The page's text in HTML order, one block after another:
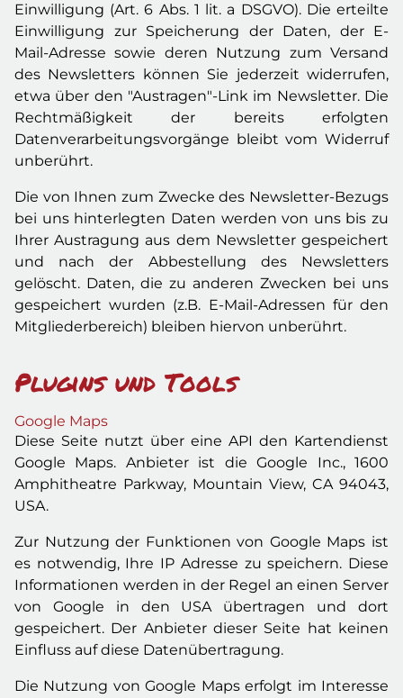
Einwilligung (Art. 6 Abs. 1 lit. a DSGVO). Die erteilte
Einwilligung zur Speicherung der Daten, der E-
Mail-Adresse sowie deren Nutzung zum Versand
des Newsletters können Sie jederzeit widerrufen,
etwa über den "Austragen"-Link im Newsletter. Die
Rechtmäßigkeit der bereits erfolgten
Datenverarbeitungsvorgänge bleibt vom Widerruf
unberührt.
Die von Ihnen zum Zwecke des Newsletter-Bezugs
bei uns hinterlegten Daten werden von uns bis zu
Ihrer Austragung aus dem Newsletter gespeichert
und nach der Abbestellung des Newsletters
gelöscht. Daten, die zu anderen Zwecken bei uns
gespeichert wurden (z.B. E-Mail-Adressen für den
Mitgliederbereich) bleiben hiervon unberührt.
Plugins und Tools
Google Maps
Diese Seite nutzt über eine API den Kartendienst
Google Maps. Anbieter ist die Google Inc., 1600
Amphitheatre Parkway, Mountain View, CA 94043,
USA.
Zur Nutzung der Funktionen von Google Maps ist
es notwendig, Ihre IP Adresse zu speichern. Diese
Informationen werden in der Regel an einen Server
von Google in den USA übertragen und dort
gespeichert. Der Anbieter dieser Seite hat keinen
Einfluss auf diese Datenübertragung.
Die Nutzung von Google Maps erfolgt im Interesse